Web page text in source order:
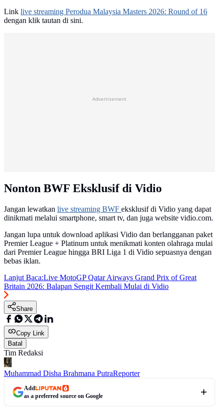
Link live streaming Perodua Malaysia Masters 2026: Round of 16
dengan klik tautan di sini.
Advertisement
Nonton BWF Eksklusif di Vidio
Jangan lewatkan live streaming BWF eksklusif di Vidio yang dapat
dinikmati melalui smartphone, smart tv, dan juga website vidio.com.
Jangan lupa untuk download aplikasi Vidio dan berlangganan paket
Premier League + Platinum untuk menikmati konten olahraga mulai
dari Premier League hingga BRI Liga 1 di Vidio sepuasnya dengan
bebas iklan.
Lanjut Baca:Live MotoGP Qatar Airways Grand Prix of Great
Britain 2026: Balapan Sengit Kembali Mulai di Vidio
Share
Copy Link
Batal
Tim Redaksi
Muhammad Disha Brahmana PutraReporter
Add
as a preferred source on Google